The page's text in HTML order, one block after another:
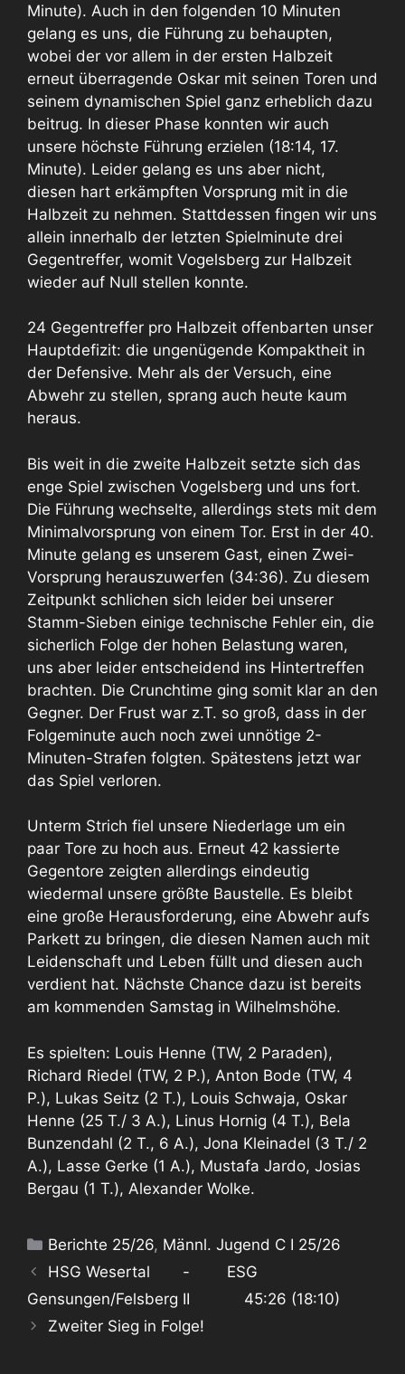
Minute). Auch in den folgenden 10 Minuten
gelang es uns, die Führung zu behaupten,
wobei der vor allem in der ersten Halbzeit
erneut überragende Oskar mit seinen Toren und
seinem dynamischen Spiel ganz erheblich dazu
beitrug. In dieser Phase konnten wir auch
unsere höchste Führung erzielen (18:14, 17.
Minute). Leider gelang es uns aber nicht,
diesen hart erkämpften Vorsprung mit in die
Halbzeit zu nehmen. Stattdessen fingen wir uns
allein innerhalb der letzten Spielminute drei
Gegentreffer, womit Vogelsberg zur Halbzeit
wieder auf Null stellen konnte.
24 Gegentreffer pro Halbzeit offenbarten unser
Hauptdefizit: die ungenügende Kompaktheit in
der Defensive. Mehr als der Versuch, eine
Abwehr zu stellen, sprang auch heute kaum
heraus.
Bis weit in die zweite Halbzeit setzte sich das
enge Spiel zwischen Vogelsberg und uns fort.
Die Führung wechselte, allerdings stets mit dem
Minimalvorsprung von einem Tor. Erst in der 40.
Minute gelang es unserem Gast, einen Zwei-
Vorsprung herauszuwerfen (34:36). Zu diesem
Zeitpunkt schlichen sich leider bei unserer
Stamm-Sieben einige technische Fehler ein, die
sicherlich Folge der hohen Belastung waren,
uns aber leider entscheidend ins Hintertreffen
brachten. Die Crunchtime ging somit klar an den
Gegner. Der Frust war z.T. so groß, dass in der
Folgeminute auch noch zwei unnötige 2-
Minuten-Strafen folgten. Spätestens jetzt war
das Spiel verloren.
Unterm Strich fiel unsere Niederlage um ein
paar Tore zu hoch aus. Erneut 42 kassierte
Gegentore zeigten allerdings eindeutig
wiedermal unsere größte Baustelle. Es bleibt
eine große Herausforderung, eine Abwehr aufs
Parkett zu bringen, die diesen Namen auch mit
Leidenschaft und Leben füllt und diesen auch
verdient hat. Nächste Chance dazu ist bereits
am kommenden Samstag in Wilhelmshöhe.
Es spielten: Louis Henne (TW, 2 Paraden),
Richard Riedel (TW, 2 P.), Anton Bode (TW, 4
P.), Lukas Seitz (2 T.), Louis Schwaja, Oskar
Henne (25 T./ 3 A.), Linus Hornig (4 T.), Bela
Bunzendahl (2 T., 6 A.), Jona Kleinadel (3 T./ 2
A.), Lasse Gerke (1 A.), Mustafa Jardo, Josias
Bergau (1 T.), Alexander Wolke.
Kategorien
Berichte 25/26, Männl. Jugend C I 25/26
HSG Wesertal - ESG
Gensungen/Felsberg II 45:26 (18:10)
Zweiter Sieg in Folge!